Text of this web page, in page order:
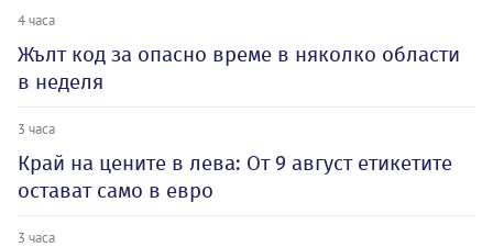
4 часа
Жълт код за опасно време в няколко области
в неделя
3 часа
Край на цените в лева: От 9 август етикетите
остават само в евро
3 часа